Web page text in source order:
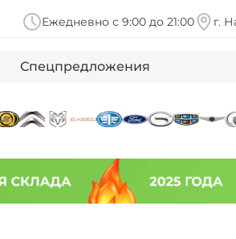
Ежедневно с 9:00 до 21:00 г.
Спецпредложения